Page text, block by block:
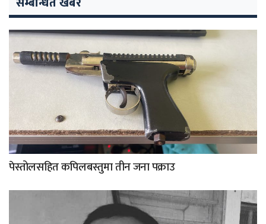
पेस्तोलसहित कपिलबस्तुमा तीन जना पक्राउ